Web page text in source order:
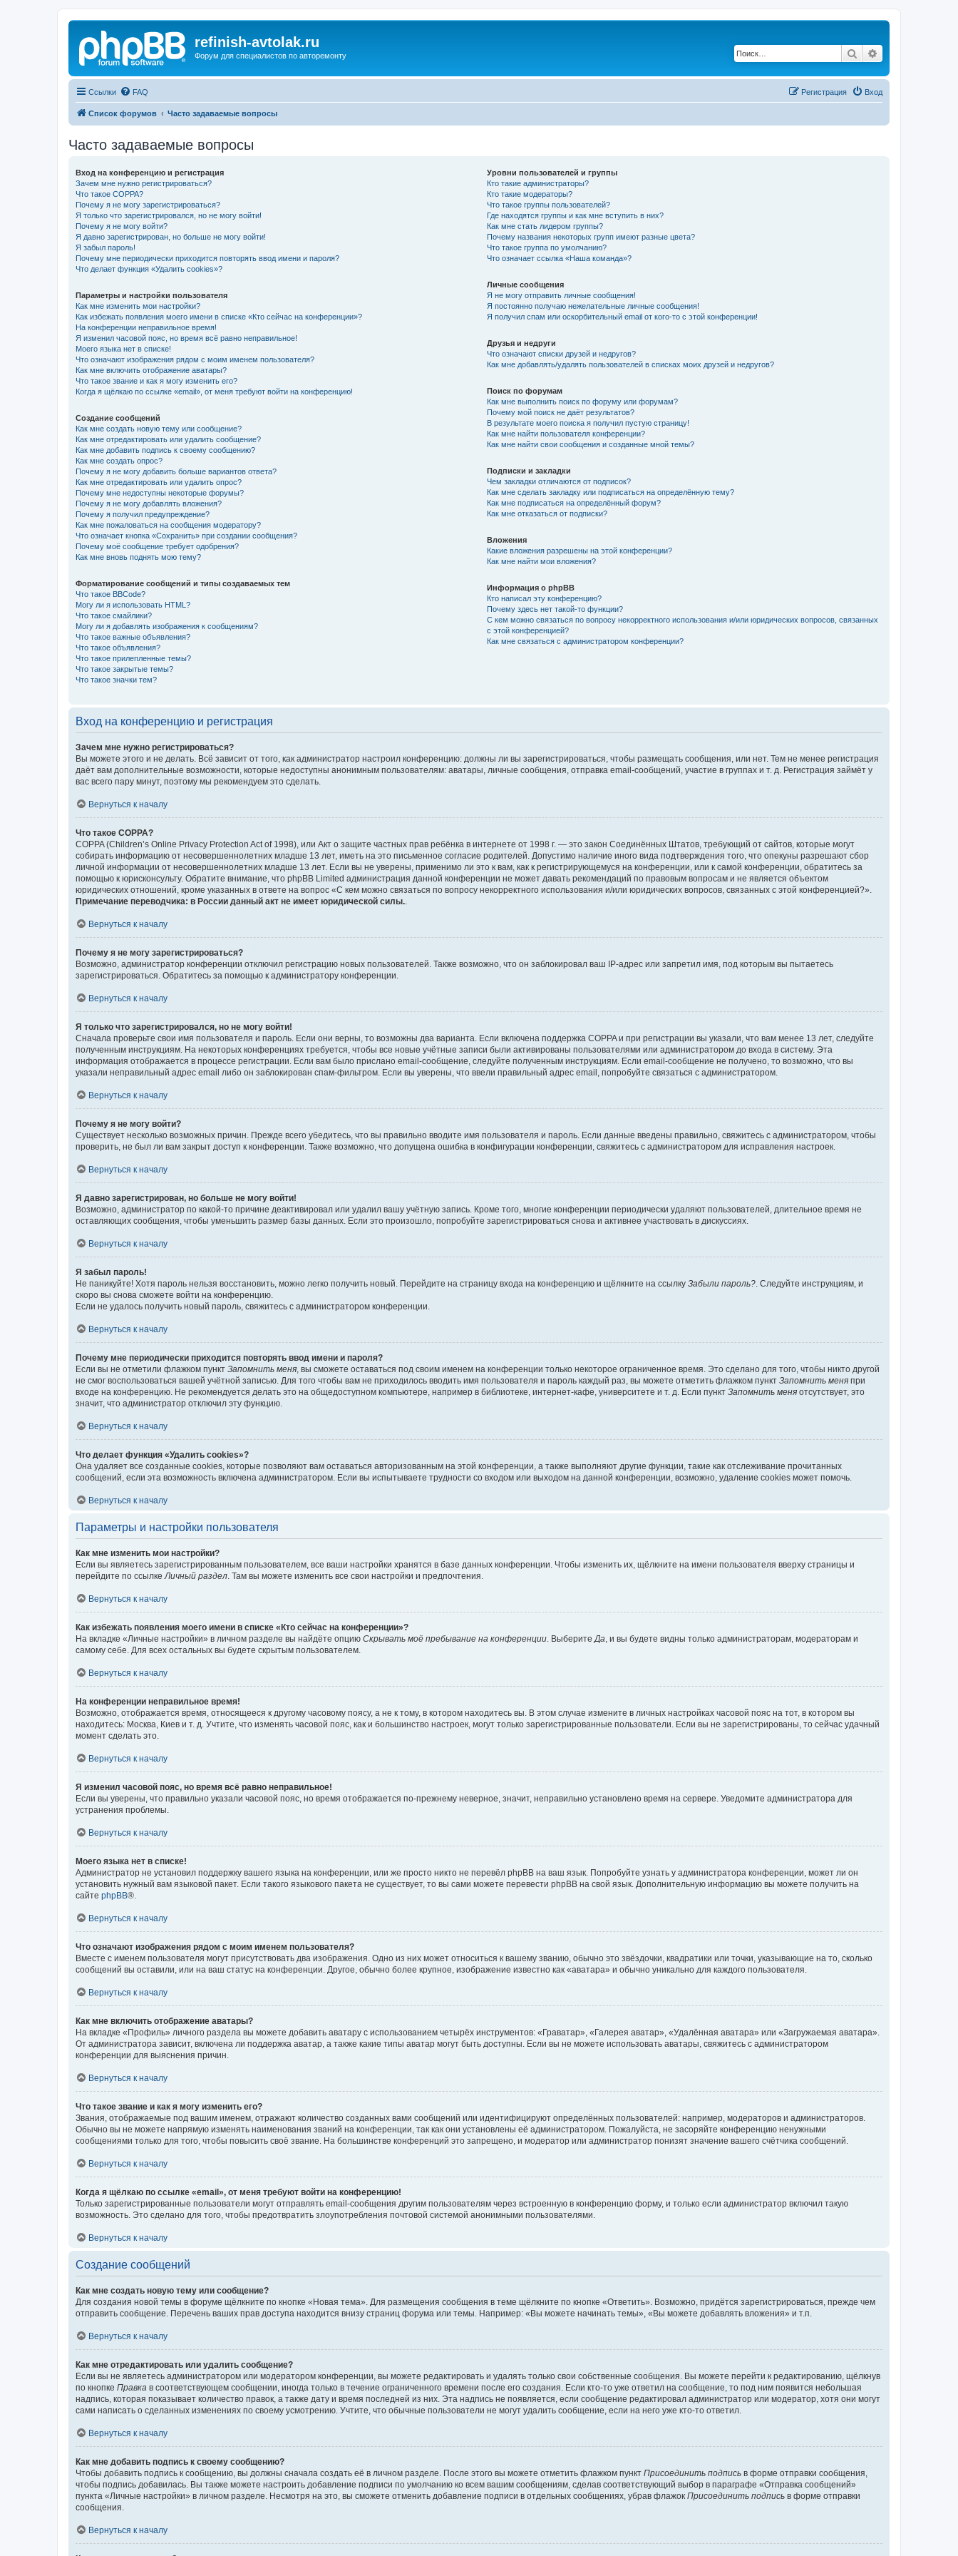
refinish-avtolak.ru
Форум для специалистов по авторемонту Поиск
Ссылки FAQ Вход
Регистрация
Список форумов Часто задаваемые вопросы
Часто задаваемые вопросы
Вход на конференцию и регистрация
Зачем мне нужно регистрироваться?
Что такое COPPA?
Почему я не могу зарегистрироваться?
Я только что зарегистрировался, но не могу войти!
Почему я не могу войти?
Я давно зарегистрирован, но больше не могу войти!
Я забыл пароль!
Почему мне периодически приходится повторять ввод имени и пароля?
Что делает функция «Удалить cookies»?
Параметры и настройки пользователя
Как мне изменить мои настройки?
Как избежать появления моего имени в списке «Кто сейчас на конференции»?
На конференции неправильное время!
Я изменил часовой пояс, но время всё равно неправильное!
Моего языка нет в списке!
Что означают изображения рядом с моим именем пользователя?
Как мне включить отображение аватары?
Что такое звание и как я могу изменить его?
Когда я щёлкаю по ссылке «email», от меня требуют войти на конференцию!
Создание сообщений
Как мне создать новую тему или сообщение?
Как мне отредактировать или удалить сообщение?
Как мне добавить подпись к своему сообщению?
Как мне создать опрос?
Почему я не могу добавить больше вариантов ответа?
Как мне отредактировать или удалить опрос?
Почему мне недоступны некоторые форумы?
Почему я не могу добавлять вложения?
Почему я получил предупреждение?
Как мне пожаловаться на сообщения модератору?
Что означает кнопка «Сохранить» при создании сообщения?
Почему моё сообщение требует одобрения?
Как мне вновь поднять мою тему?
Форматирование сообщений и типы создаваемых тем
Что такое BBCode?
Могу ли я использовать HTML?
Что такое смайлики?
Могу ли я добавлять изображения к сообщениям?
Что такое важные объявления?
Что такое объявления?
Что такое прилепленные темы?
Что такое закрытые темы?
Что такое значки тем?
Уровни пользователей и группы
Кто такие администраторы?
Кто такие модераторы?
Что такое группы пользователей?
Где находятся группы и как мне вступить в них?
Как мне стать лидером группы?
Почему названия некоторых групп имеют разные цвета?
Что такое группа по умолчанию?
Что означает ссылка «Наша команда»?
Личные сообщения
Я не могу отправить личные сообщения!
Я постоянно получаю нежелательные личные сообщения!
Я получил спам или оскорбительный email от кого-то с этой конференции!
Друзья и недруги
Что означают списки друзей и недругов?
Как мне добавлять/удалять пользователей в списках моих друзей и недругов?
Поиск по форумам
Как мне выполнить поиск по форуму или форумам?
Почему мой поиск не даёт результатов?
В результате моего поиска я получил пустую страницу!
Как мне найти пользователя конференции?
Как мне найти свои сообщения и созданные мной темы?
Подписки и закладки
Чем закладки отличаются от подписок?
Как мне сделать закладку или подписаться на определённую тему?
Как мне подписаться на определённый форум?
Как мне отказаться от подписки?
Вложения
Какие вложения разрешены на этой конференции?
Как мне найти мои вложения?
Информация о phpBB
Кто написал эту конференцию?
Почему здесь нет такой-то функции?
С кем можно связаться по вопросу некорректного использования и/или юридических вопросов, связанных
с этой конференцией?
Как мне связаться с администратором конференции?
Вход на конференцию и регистрация
Зачем мне нужно регистрироваться?
Вы можете этого и не делать. Всё зависит от того, как администратор настроил конференцию: должны ли вы зарегистрироваться, чтобы размещать сообщения, или нет. Тем не менее регистрация
даёт вам дополнительные возможности, которые недоступны анонимным пользователям: аватары, личные сообщения, отправка email-сообщений, участие в группах и т. д. Регистрация займёт у
вас всего пару минут, поэтому мы рекомендуем это сделать.
Вернуться к началу
Что такое COPPA?
COPPA (Children’s Online Privacy Protection Act of 1998), или Акт о защите частных прав ребёнка в интернете от 1998 г. — это закон Соединённых Штатов, требующий от сайтов, которые могут
собирать информацию от несовершеннолетних младше 13 лет, иметь на это письменное согласие родителей. Допустимо наличие иного вида подтверждения того, что опекуны разрешают сбор
личной информации от несовершеннолетних младше 13 лет. Если вы не уверены, применимо ли это к вам, как к регистрирующемуся на конференции, или к самой конференции, обратитесь за
помощью к юрисконсульту. Обратите внимание, что phpBB Limited администрация данной конференции не может давать рекомендаций по правовым вопросам и не является объектом
юридических отношений, кроме указанных в ответе на вопрос «С кем можно связаться по вопросу некорректного использования и/или юридических вопросов, связанных с этой конференцией?».
Примечание переводчика: в России данный акт не имеет юридической силы.
Вернуться к началу
Почему я не могу зарегистрироваться?
Возможно, администратор конференции отключил регистрацию новых пользователей. Также возможно, что он заблокировал ваш IP-адрес или запретил имя, под которым вы пытаетесь
зарегистрироваться. Обратитесь за помощью к администратору конференции.
Вернуться к началу
Я только что зарегистрировался, но не могу войти!
Сначала проверьте свои имя пользователя и пароль. Если они верны, то возможны два варианта. Если включена поддержка COPPA и при регистрации вы указали, что вам менее 13 лет, следуйте
полученным инструкциям. На некоторых конференциях требуется, чтобы все новые учётные записи были активированы пользователями или администратором до входа в систему. Эта
информация отображается в процессе регистрации. Если вам было прислано email-сообщение, следуйте полученным инструкциям. Если email-сообщение не получено, то возможно, что вы
указали неправильный адрес email либо он заблокирован спам-фильтром. Если вы уверены, что ввели правильный адрес email, попробуйте связаться с администратором.
Вернуться к началу
Почему я не могу войти?
Существует несколько возможных причин. Прежде всего убедитесь, что вы правильно вводите имя пользователя и пароль. Если данные введены правильно, свяжитесь с администратором, чтобы
проверить, не был ли вам закрыт доступ к конференции. Также возможно, что допущена ошибка в конфигурации конференции, свяжитесь с администратором для исправления настроек.
Вернуться к началу
Я давно зарегистрирован, но больше не могу войти!
Возможно, администратор по какой-то причине деактивировал или удалил вашу учётную запись. Кроме того, многие конференции периодически удаляют пользователей, длительное время не
оставляющих сообщения, чтобы уменьшить размер базы данных. Если это произошло, попробуйте зарегистрироваться снова и активнее участвовать в дискуссиях.
Вернуться к началу
Я забыл пароль!
Не паникуйте! Хотя пароль нельзя восстановить, можно легко получить новый. Перейдите на страницу входа на конференцию и щёлкните на ссылку Забыли пароль? . Следуйте инструкциям, и
скоро вы снова сможете войти на конференцию.
Если не удалось получить новый пароль, свяжитесь с администратором конференции.
Вернуться к началу
Почему мне периодически приходится повторять ввод имени и пароля?
Если вы не отметили флажком пункт Запомнить меня , вы сможете оставаться под своим именем на конференции только некоторое ограниченное время. Это сделано для того, чтобы никто другой
не смог воспользоваться вашей учётной записью. Для того чтобы вам не приходилось вводить имя пользователя и пароль каждый раз, вы можете отметить флажком пункт Запомнить меня при
входе на конференцию. Не рекомендуется делать это на общедоступном компьютере, например в библиотеке, интернет-кафе, университете и т. д. Если пункт Запомнить меня отсутствует, это
значит, что администратор отключил эту функцию.
Вернуться к началу
Что делает функция «Удалить cookies»?
Она удаляет все созданные cookies, которые позволяют вам оставаться авторизованным на этой конференции, а также выполняют другие функции, такие как отслеживание прочитанных
сообщений, если эта возможность включена администратором. Если вы испытываете трудности со входом или выходом на данной конференции, возможно, удаление cookies может помочь.
Вернуться к началу
Параметры и настройки пользователя
Как мне изменить мои настройки?
Если вы являетесь зарегистрированным пользователем, все ваши настройки хранятся в базе данных конференции. Чтобы изменить их, щёлкните на имени пользователя вверху страницы и
перейдите по ссылке Личный раздел . Там вы можете изменить все свои настройки и предпочтения.
Вернуться к началу
Как избежать появления моего имени в списке «Кто сейчас на конференции»?
На вкладке «Личные настройки» в личном разделе вы найдёте опцию Скрывать моё пребывание на конференции . Выберите Да , и вы будете видны только администраторам, модераторам и
самому себе. Для всех остальных вы будете скрытым пользователем.
Вернуться к началу
На конференции неправильное время!
Возможно, отображается время, относящееся к другому часовому поясу, а не к тому, в котором находитесь вы. В этом случае измените в личных настройках часовой пояс на тот, в котором вы
находитесь: Москва, Киев и т. д. Учтите, что изменять часовой пояс, как и большинство настроек, могут только зарегистрированные пользователи. Если вы не зарегистрированы, то сейчас удачный
момент сделать это.
Вернуться к началу
Я изменил часовой пояс, но время всё равно неправильное!
Если вы уверены, что правильно указали часовой пояс, но время отображается по-прежнему неверное, значит, неправильно установлено время на сервере. Уведомите администратора для
устранения проблемы.
Вернуться к началу
Моего языка нет в списке!
Администратор не установил поддержку вашего языка на конференции, или же просто никто не перевёл phpBB на ваш язык. Попробуйте узнать у администратора конференции, может ли он
установить нужный вам языковой пакет. Если такого языкового пакета не существует, то вы сами можете перевести phpBB на свой язык. Дополнительную информацию вы можете получить на
сайте phpBB®.
Вернуться к началу
Что означают изображения рядом с моим именем пользователя?
Вместе с именем пользователя могут присутствовать два изображения. Одно из них может относиться к вашему званию, обычно это звёздочки, квадратики или точки, указывающие на то, сколько
сообщений вы оставили, или на ваш статус на конференции. Другое, обычно более крупное, изображение известно как «аватара» и обычно уникально для каждого пользователя.
Вернуться к началу
Как мне включить отображение аватары?
На вкладке «Профиль» личного раздела вы можете добавить аватару с использованием четырёх инструментов: «Граватар», «Галерея аватар», «Удалённая аватара» или «Загружаемая аватара».
От администратора зависит, включена ли поддержка аватар, а также какие типы аватар могут быть доступны. Если вы не можете использовать аватары, свяжитесь с администратором
конференции для выяснения причин.
Вернуться к началу
Что такое звание и как я могу изменить его?
Звания, отображаемые под вашим именем, отражают количество созданных вами сообщений или идентифицируют определённых пользователей: например, модераторов и администраторов.
Обычно вы не можете напрямую изменять наименования званий на конференции, так как они установлены её администратором. Пожалуйста, не засоряйте конференцию ненужными
сообщениями только для того, чтобы повысить своё звание. На большинстве конференций это запрещено, и модератор или администратор понизят значение вашего счётчика сообщений.
Вернуться к началу
Когда я щёлкаю по ссылке «email», от меня требуют войти на конференцию!
Только зарегистрированные пользователи могут отправлять email-сообщения другим пользователям через встроенную в конференцию форму, и только если администратор включил такую
возможность. Это сделано для того, чтобы предотвратить злоупотребления почтовой системой анонимными пользователями.
Вернуться к началу
Создание сообщений
Как мне создать новую тему или сообщение?
Для создания новой темы в форуме щёлкните по кнопке «Новая тема». Для размещения сообщения в теме щёлкните по кнопке «Ответить». Возможно, придётся зарегистрироваться, прежде чем
отправить сообщение. Перечень ваших прав доступа находится внизу страниц форума или темы. Например: «Вы можете начинать темы», «Вы можете добавлять вложения» и т.п.
Вернуться к началу
Как мне отредактировать или удалить сообщение?
Если вы не являетесь администратором или модератором конференции, вы можете редактировать и удалять только свои собственные сообщения. Вы можете перейти к редактированию, щёлкнув
по кнопке Правка в соответствующем сообщении, иногда только в течение ограниченного времени после его создания. Если кто-то уже ответил на сообщение, то под ним появится небольшая
надпись, которая показывает количество правок, а также дату и время последней из них. Эта надпись не появляется, если сообщение редактировал администратор или модератор, хотя они могут
сами написать о сделанных изменениях по своему усмотрению. Учтите, что обычные пользователи не могут удалить сообщение, если на него уже кто-то ответил.
Вернуться к началу
Как мне добавить подпись к своему сообщению?
Чтобы добавить подпись к сообщению, вы должны сначала создать её в личном разделе. После этого вы можете отметить флажком пункт Присоединить подпись в форме отправки сообщения,
чтобы подпись добавилась. Вы также можете настроить добавление подписи по умолчанию ко всем вашим сообщениям, сделав соответствующий выбор в параграфе «Отправка сообщений»
пункта «Личные настройки» в личном разделе. Несмотря на это, вы сможете отменить добавление подписи в отдельных сообщениях, убрав флажок Присоединить подпись в форме отправки
сообщения.
Вернуться к началу